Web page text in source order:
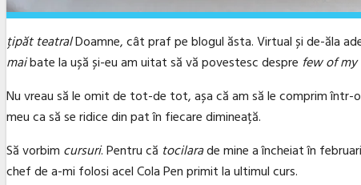
țipăt teatralDoamne, cât praf pe blogul ăsta. Virtual și de-ăla
maibate la ușă și-eu am uitat să vă povestesc despre few of
Nu vreau să le omit de tot-de tot, așa că am să le comprim într-
meu ca să se ridice din pat în fiecare dimineață.
Să vorbim cursuri. Pentru că tocilarade mine a încheiat în
chef de a-mi folosi acel Cola Pen primit la ultimul curs.